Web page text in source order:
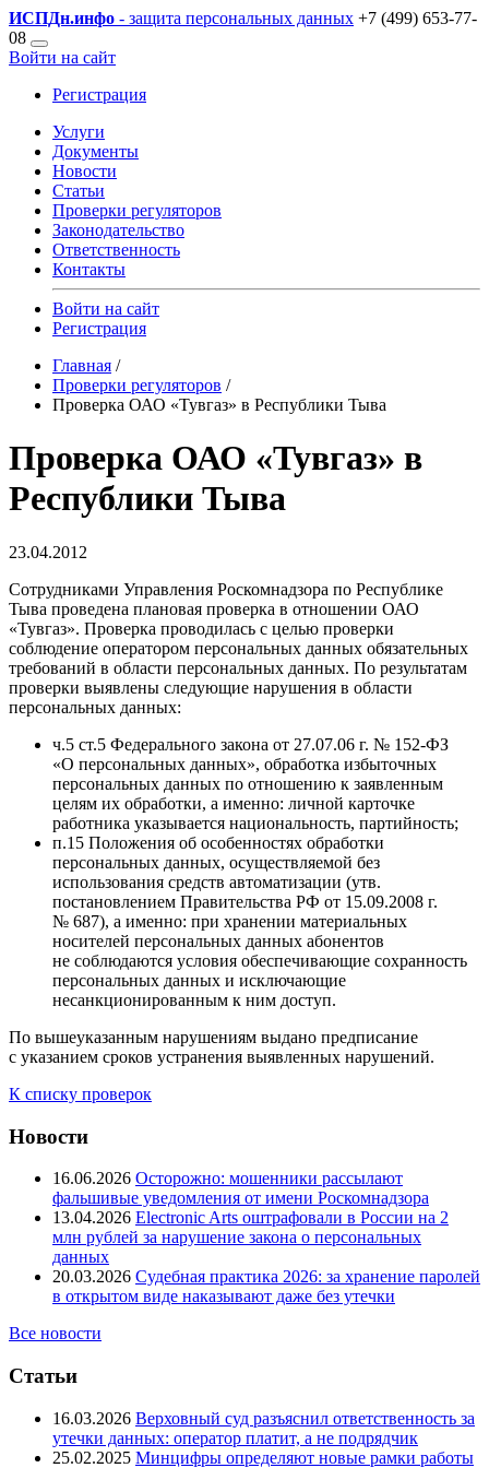
ИСПДн.инфо - защита персональных данных +7 (499) 653-77-
08
Войти на сайт
Регистрация
Услуги
Документы
Новости
Статьи
Проверки регуляторов
Законодательство
Ответственность
Контакты
Войти на сайт
Регистрация
Главная /
Проверки регуляторов /
Проверка ОАО «Тувгаз» в Республики Тыва
Проверка ОАО «Тувгаз» в
Республики Тыва
23.04.2012
Сотрудниками Управления Роскомнадзора по Республике
Тыва проведена плановая проверка в отношении ОАО
«Тувгаз». Проверка проводилась с целью проверки
соблюдение оператором персональных данных обязательных
требований в области персональных данных. По результатам
проверки выявлены следующие нарушения в области
персональных данных:
ч.5 ст.5 Федерального закона от 27.07.06 г. № 152-ФЗ
«О персональных данных», обработка избыточных
персональных данных по отношению к заявленным
целям их обработки, а именно: личной карточке
работника указывается национальность, партийность;
п.15 Положения об особенностях обработки
персональных данных, осуществляемой без
использования средств автоматизации (утв.
постановлением Правительства РФ от 15.09.2008 г.
№ 687), а именно: при хранении материальных
носителей персональных данных абонентов
не соблюдаются условия обеспечивающие сохранность
персональных данных и исключающие
несанкционированным к ним доступ.
По вышеуказанным нарушениям выдано предписание
с указанием сроков устранения выявленных нарушений.
К списку проверок
Новости
16.06.2026 Осторожно: мошенники рассылают
фальшивые уведомления от имени Роскомнадзора
13.04.2026 Electronic Arts оштрафовали в России на 2
млн рублей за нарушение закона о персональных
данных
20.03.2026 Судебная практика 2026: за хранение паролей
в открытом виде наказывают даже без утечки
Все новости
Статьи
16.03.2026 Верховный суд разъяснил ответственность за
утечки данных: оператор платит, а не подрядчик
25.02.2025 Минцифры определяют новые рамки работы